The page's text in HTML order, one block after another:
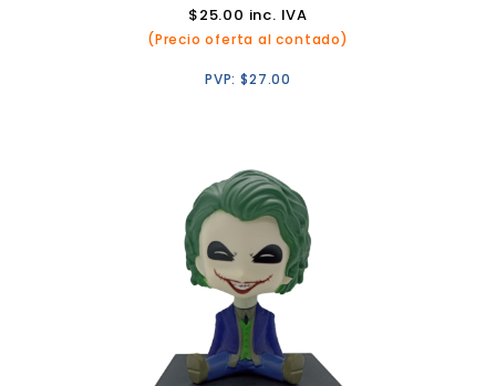
$25.00 inc. IVA
(Precio oferta al contado)
PVP:$27.00